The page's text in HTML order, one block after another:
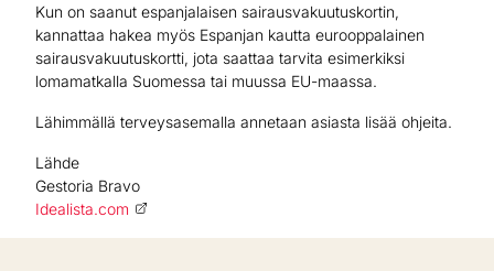
Kun on saanut espanjalaisen sairausvakuutuskortin,
kannattaa hakea myös Espanjan kautta eurooppalainen
sairausvakuutuskortti, jota saattaa tarvita esimerkiksi
lomamatkalla Suomessa tai muussa EU-maassa.
Lähimmällä terveysasemalla annetaan asiasta lisää ohjeita.
Lähde
Gestoria Bravo
Idealista.com